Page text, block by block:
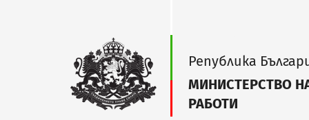
Република
МИНИСТЕРСТВО
РАБОТИ